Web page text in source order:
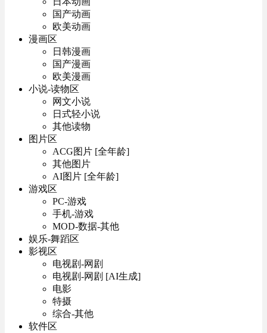
国产动画
欧美动画
漫画区
日韩漫画
国产漫画
欧美漫画
小说-读物区
网文小说
日式轻小说
其他读物
图片区
ACG图片 [全年龄]
其他图片
AI图片 [全年龄]
游戏区
PC-游戏
手机-游戏
MOD-数据-其他
娱乐-舞蹈区
影视区
电视剧-网剧
电视剧-网剧 [AI生成]
电影
特摄
综合-其他
软件区